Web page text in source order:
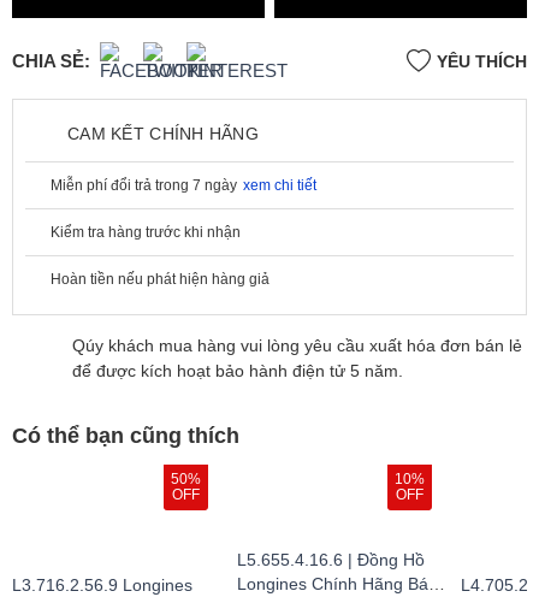
CHIA SẺ: YÊU THÍCH
CAM KẾT CHÍNH HÃNG
Miễn phí đổi trả trong 7 ngày xem chi tiết
Kiểm tra hàng trước khi nhận
Hoàn tiền nếu phát hiện hàng giả
Qúy khách mua hàng vui lòng yêu cầu xuất hóa đơn bán lẻ
để được kích hoạt bảo hành điện tử 5 năm.
Có thể bạn cũng thích
50%
OFF
L3.716.2.56.9 Longines
10%
OFF
L5.655.4.16.6 | Đồng Hồ
Longines Chính Hãng Bán